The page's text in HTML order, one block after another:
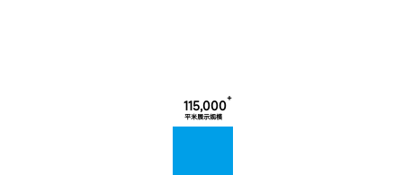
115,000+
平米展示规模